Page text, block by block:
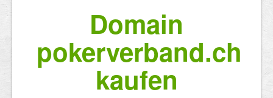
Domain
pokerverband.ch
kaufen